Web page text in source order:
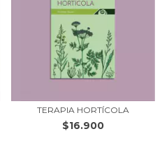
TERAPIA HORTÍCOLA
$16.900